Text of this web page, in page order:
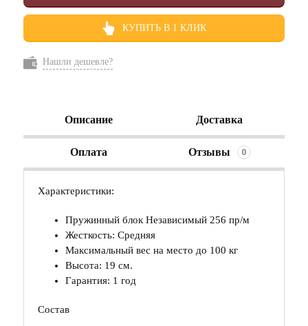
КУПИТЬ В 1 КЛИК
Нашли дешевле?
Описание Доставка
Оплата Отзывы 0
Характеристики:
Пружинный блок Независимый 256 пр/м
Жесткость: Средняя
Максимальный вес на место до 100 кг
Высота: 19 см.
Гарантия: 1 год
Состав